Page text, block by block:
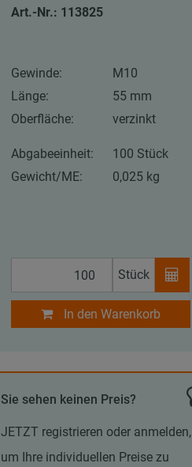
Art.-Nr.: 113825
Gewinde:
M10
Länge:
55 mm
Oberfläche:
verzinkt
Abgabeeinheit:
100 Stück
Gewicht/ME:
0,025 kg
Stück
In den Warenkorb
Sie sehen keinen Preis?
JETZT registrieren oder anmelden,
um Ihre individuellen Preise zu